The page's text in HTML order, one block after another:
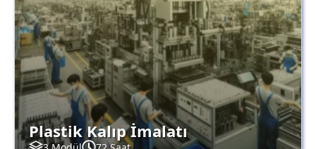
Plastik Kalıp İmalatı